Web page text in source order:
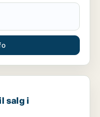
salg i